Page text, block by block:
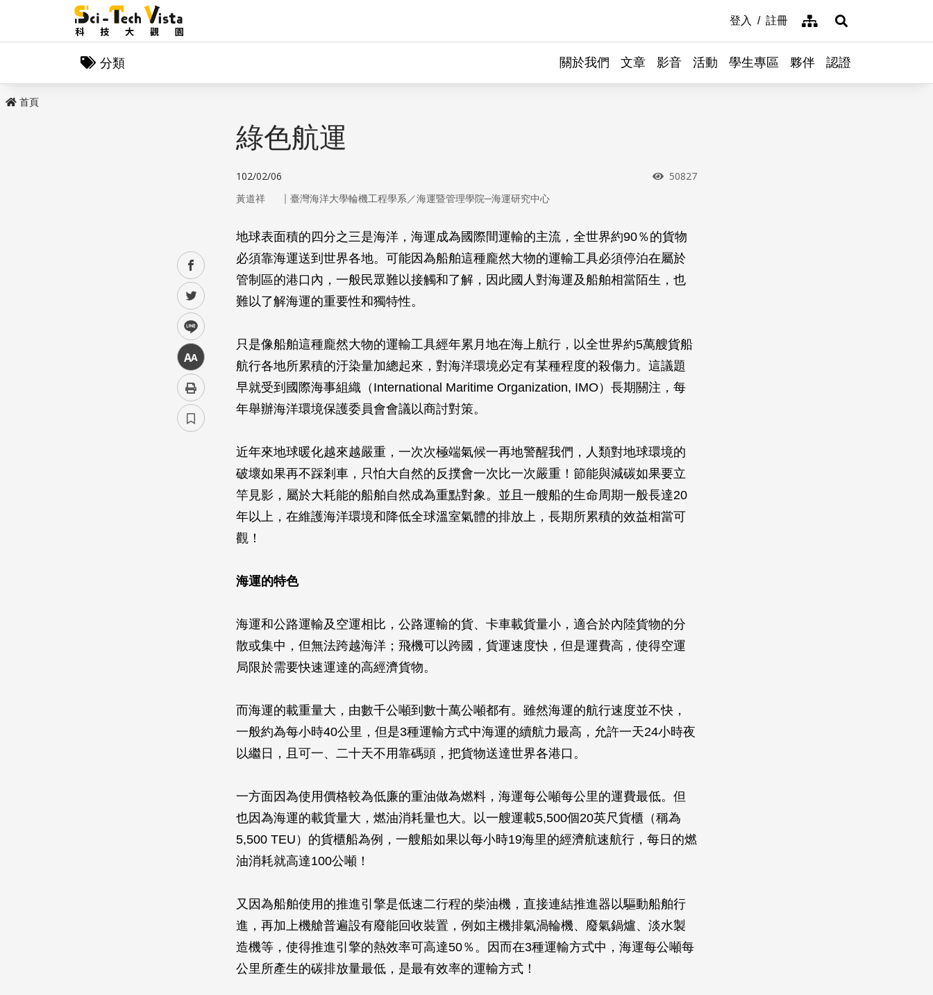
登入 註冊 網站導覽展開搜尋
分類 關於我們 文章 影音 活動 學生專區 夥伴 認證
首頁
facebook
twitter
line
中
綠色航運
102/02/06 瀏覽次數
50827
黃道祥 ｜ 臺灣海洋大學輪機工程學系／海運暨管理學院─海運研究中心
地球表面積的四分之三是海洋，海運成為國際間運輸的主流，全世界約90％的貨物
必須靠海運送到世界各地。可能因為船舶這種龐然大物的運輸工具必須停泊在屬於
管制區的港口內，一般民眾難以接觸和了解，因此國人對海運及船舶相當陌生，也
難以了解海運的重要性和獨特性。
只是像船舶這種龐然大物的運輸工具經年累月地在海上航行，以全世界約5萬艘貨船
航行各地所累積的汙染量加總起來，對海洋環境必定有某種程度的殺傷力。這議題
早就受到國際海事組織（International Maritime Organization, IMO）長期關注，每
年舉辦海洋環境保護委員會會議以商討對策。
近年來地球暖化越來越嚴重，一次次極端氣候一再地警醒我們，人類對地球環境的
破壞如果再不踩剎車，只怕大自然的反撲會一次比一次嚴重！節能與減碳如果要立
竿見影，屬於大耗能的船舶自然成為重點對象。並且一艘船的生命周期一般長達20
年以上，在維護海洋環境和降低全球溫室氣體的排放上，長期所累積的效益相當可
觀！
海運的特色
海運和公路運輸及空運相比，公路運輸的貨、卡車載貨量小，適合於內陸貨物的分
散或集中，但無法跨越海洋；飛機可以跨國，貨運速度快，但是運費高，使得空運
局限於需要快速運達的高經濟貨物。
而海運的載重量大，由數千公噸到數十萬公噸都有。雖然海運的航行速度並不快，
一般約為每小時40公里，但是3種運輸方式中海運的續航力最高，允許一天24小時夜
以繼日，且可一、二十天不用靠碼頭，把貨物送達世界各港口。
一方面因為使用價格較為低廉的重油做為燃料，海運每公噸每公里的運費最低。但
也因為海運的載貨量大，燃油消耗量也大。以一艘運載5,500個20英尺貨櫃（稱為
5,500 TEU）的貨櫃船為例，一艘船如果以每小時19海里的經濟航速航行，每日的燃
油消耗就高達100公噸！
又因為船舶使用的推進引擎是低速二行程的柴油機，直接連結推進器以驅動船舶行
進，再加上機艙普遍設有廢能回收裝置，例如主機排氣渦輪機、廢氣鍋爐、淡水製
造機等，使得推進引擎的熱效率可高達50％。因而在3種運輸方式中，海運每公噸每
公里所產生的碳排放量最低，是最有效率的運輸方式！